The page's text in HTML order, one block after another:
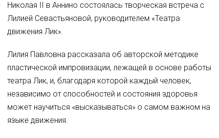
Николая II в Аннино состоялась творческая встреча с
Лилией Севастьяновой, руководителем «Театра
движения Лик».
Лилия Павловна рассказала об авторской методике
пластической импровизации, лежащей в основе работы
театра Лик, и, благодаря которой каждый человек,
независимо от способностей и состояния здоровья
может научиться «высказываться» о самом важном на
языке движения.